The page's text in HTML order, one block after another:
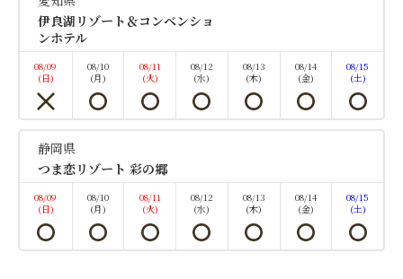
空室カレンダー
伊良湖リゾート＆コンベンショ
ンホテル
08/09
(日)
08/10
(月)
08/11
(火)
08/12
(水)
08/13
(木)
08/14
(金)
08/15
(土)
静岡県
つま恋リゾート 彩の郷
08/09
(日)
08/10
(月)
08/11
(火)
08/12
(水)
08/13
(木)
08/14
(金)
08/15
(土)